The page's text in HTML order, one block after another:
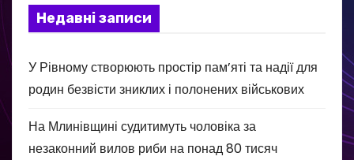
Недавні записи
У Рівному створюють простір пам’яті та надії для
родин безвісти зниклих і полонених військових
На Млинівщині судитимуть чоловіка за
незаконний вилов риби на понад 80 тисяч